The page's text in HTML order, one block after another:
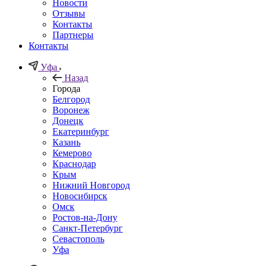
Новости
Отзывы
Контакты
Партнеры
Контакты
Уфа
Назад
Города
Белгород
Воронеж
Донецк
Екатеринбург
Казань
Кемерово
Краснодар
Крым
Нижний Новгород
Новосибирск
Омск
Ростов-на-Дону
Санкт-Петербург
Севастополь
Уфа